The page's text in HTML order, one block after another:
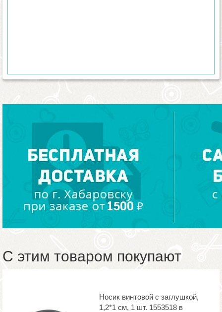
С этим товаром покупают
Носик винтовой с заглушкой,
1,2*1 см, 1 шт. 1553518 в